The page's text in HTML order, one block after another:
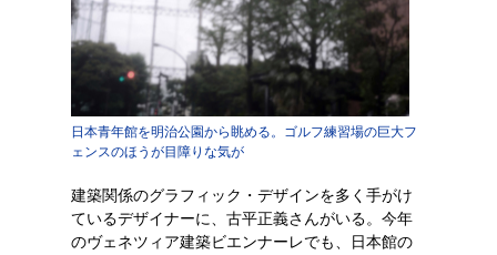
日本青年館を明治公園から眺める。ゴルフ練習場の巨大フ
ェンスのほうが目障りな気が
建築関係のグラフィック・デザインを多く手がけ
ているデザイナーに、古平正義さんがいる。今年
のヴェネツィア建築ビエンナーレでも、日本館の